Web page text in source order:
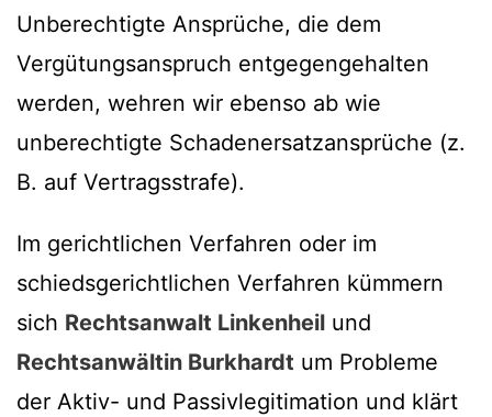
Unberechtigte Ansprüche, die dem
Vergütungsanspruch entgegengehalten
werden, wehren wir ebenso ab wie
unberechtigte Schadenersatzansprüche (z.
B. auf Vertragsstrafe).
Im gerichtlichen Verfahren oder im
schiedsgerichtlichen Verfahren kümmern
sich Rechtsanwalt Linkenheil und
Rechtsanwältin Burkhardt um Probleme
der Aktiv- und Passivlegitimation und klärt